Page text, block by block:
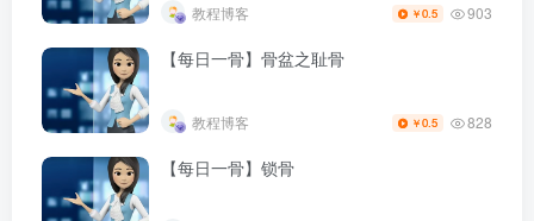
教程博客 ￥0.5 903
【每日一骨】骨盆之耻骨
教程博客 ￥0.5 828
【每日一骨】锁骨